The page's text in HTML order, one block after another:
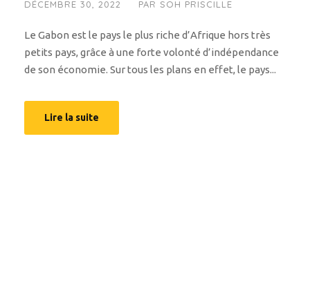
DÉCEMBRE 30, 2022 PAR SOH PRISCILLE
Le Gabon est le pays le plus riche d’Afrique hors très
petits pays, grâce à une forte volonté d’indépendance
de son économie. Sur tous les plans en effet, le pays...
Lire la suite